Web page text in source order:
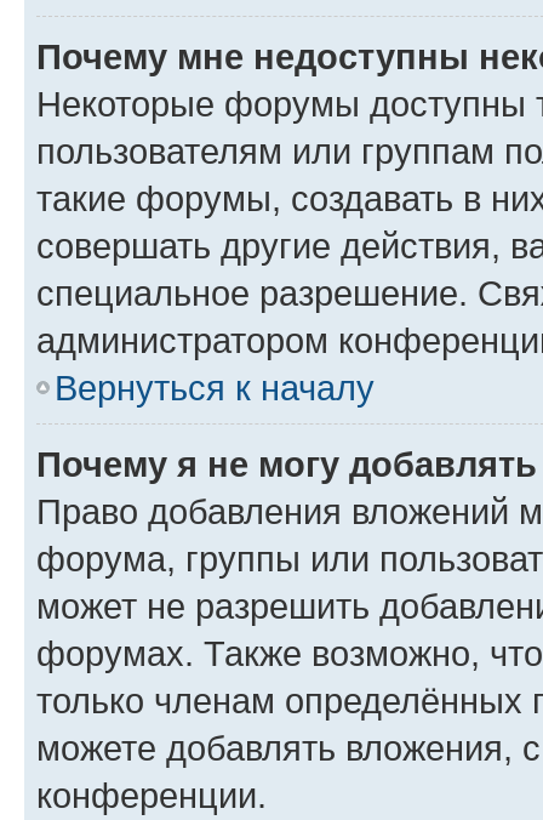
Почему мне недоступны
Некоторые форумы доступны
пользователям или группам
такие форумы, создавать в
совершать другие действия,
специальное разрешение.
администратором
Вернуться к началу
Почему я не могу
Право добавления вложений
форума, группы или
может не разрешить
форумах. Также возможно,
только членам определённых
можете добавлять вложения,
конференции.